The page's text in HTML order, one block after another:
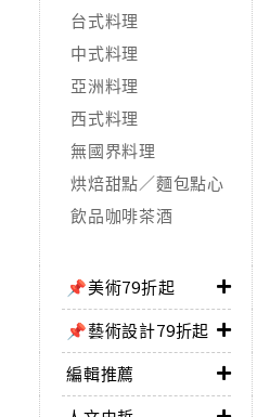
台式料理
中式料理
亞洲料理
西式料理
無國界料理
烘焙甜點／麵包點心
飲品咖啡茶酒
📌美術79折起
📌藝術設計79折起
編輯推薦